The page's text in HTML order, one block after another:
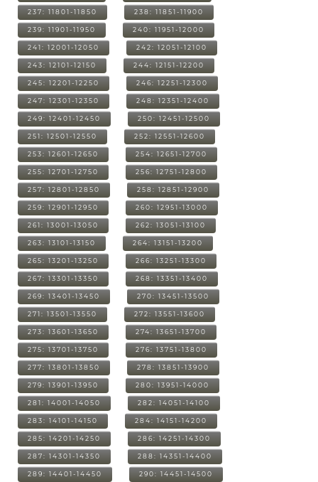
237: 11801-11850 238: 11851-11900
239: 11901-11950 240: 11951-12000
241: 12001-12050 242: 12051-12100
243: 12101-12150 244: 12151-12200
245: 12201-12250 246: 12251-12300
247: 12301-12350 248: 12351-12400
249: 12401-12450 250: 12451-12500
251: 12501-12550 252: 12551-12600
253: 12601-12650 254: 12651-12700
255: 12701-12750 256: 12751-12800
257: 12801-12850 258: 12851-12900
259: 12901-12950 260: 12951-13000
261: 13001-13050 262: 13051-13100
263: 13101-13150 264: 13151-13200
265: 13201-13250 266: 13251-13300
267: 13301-13350 268: 13351-13400
269: 13401-13450 270: 13451-13500
271: 13501-13550 272: 13551-13600
273: 13601-13650 274: 13651-13700
275: 13701-13750 276: 13751-13800
277: 13801-13850 278: 13851-13900
279: 13901-13950 280: 13951-14000
281: 14001-14050 282: 14051-14100
283: 14101-14150 284: 14151-14200
285: 14201-14250 286: 14251-14300
287: 14301-14350 288: 14351-14400
289: 14401-14450 290: 14451-14500